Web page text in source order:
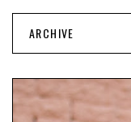
ARCHIVE